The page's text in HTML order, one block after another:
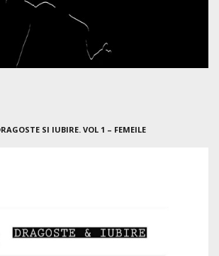
SI IUBIRE. VOL 1 – FEMEILE